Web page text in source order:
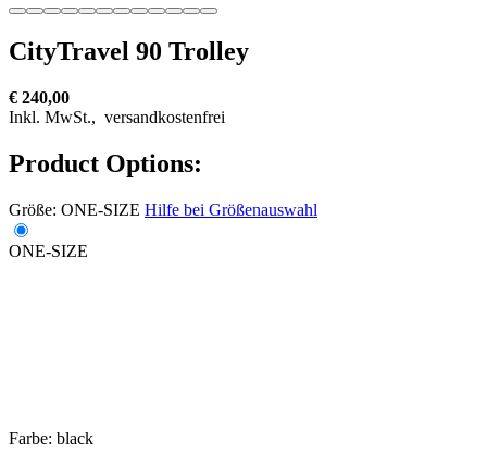
CityTravel 90 Trolley
€ 240,00
Inkl. MwSt., versandkostenfrei
Product Options:
Größe: ONE-SIZE Hilfe bei Größenauswahl
ONE-SIZE
Farbe: black